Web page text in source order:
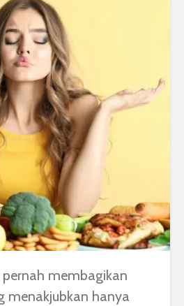
membagikan
menakjubkan hanya